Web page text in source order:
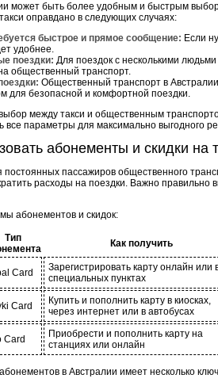
может быть более удобным и быстрым
оправдано в следующих случаях:
быстрое и прямое сообщение: Если
удобнее.
поездки: Для поездок с несколькими
общественный транспорт.
Общественный транспорт в
для безопасной и комфортной поездки.
между такси и общественным
все параметры для максимально выгодного
абонементы и скидки на
постоянных пассажиров общественного
расходы на поездки. Важно
абонементов и скидок:
Тип
Как получить
Card
Зарегистрировать карту онлайн или
специальных пунктах
Card
Купить и пополнить карту в киосках,
через интернет или в автобусах
Card
Приобрести и пополнить карту на
станциях или онлайн
в Австралии имеет несколько